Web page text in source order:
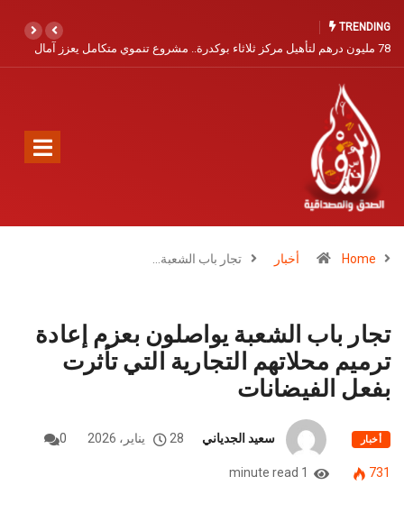
TRENDING
مندوبية الصيد البحري بآسفي تفتح باب التسجيل البحري برسم سنة 2026
Home أخبار تجار باب الشعبة…
تجار باب الشعبة يواصلون بعزم إعادة
ترميم محلاتهم التجارية التي تأثرت
بفعل الفيضانات
أخبار سعيد الجدياني 28 يناير، 2026 0
731
1 minute read